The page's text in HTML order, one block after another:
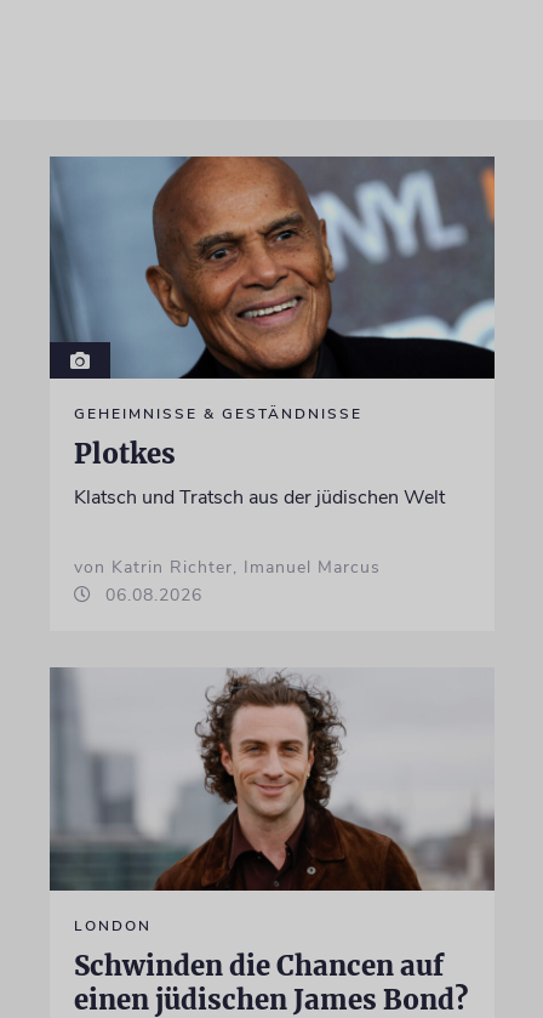
GEHEIMNISSE & GESTÄNDNISSE
Plotkes
Klatsch und Tratsch aus der jüdischen Welt
von Katrin Richter, Imanuel Marcus
06.08.2026
LONDON
Schwinden die Chancen auf
einen jüdischen James Bond?